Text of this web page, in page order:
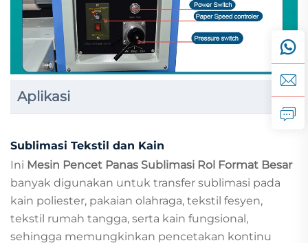
Aplikasi
Sublimasi Tekstil dan Kain
Ini Mesin Pencet Panas Sublimasi Rol Format Besar
banyak digunakan untuk transfer sublimasi pada
kain poliester, pakaian olahraga, tekstil fesyen,
tekstil rumah tangga, serta kain fungsional,
sehingga memungkinkan pencetakan kontinu